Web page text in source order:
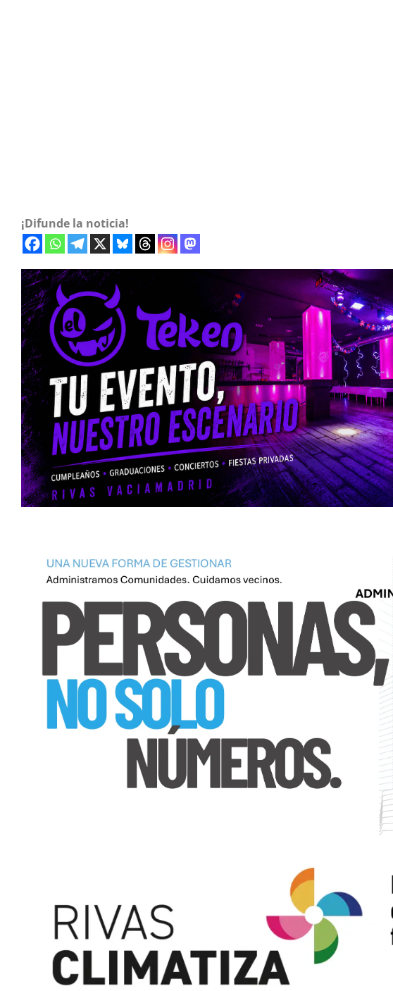
¡Difunde la noticia!